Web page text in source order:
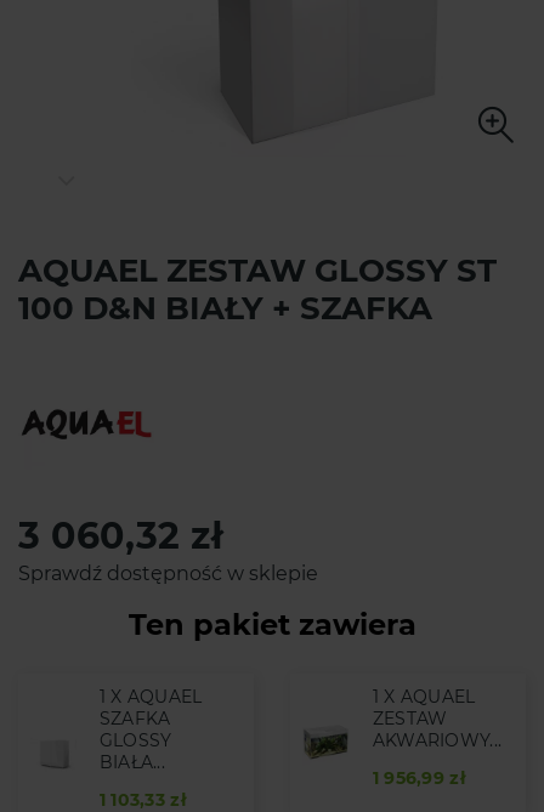
AQUAEL ZESTAW GLOSSY ST
100 D&N BIAŁY + SZAFKA
3 060,32 zł
Sprawdź dostępność w sklepie
Ten pakiet zawiera
1 X AQUAEL
SZAFKA
GLOSSY
BIAŁA...
1 103,33 zł
1 X AQUAEL
ZESTAW
AKWARIOWY...
1 956,99 zł